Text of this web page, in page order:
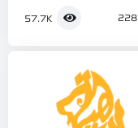
228
57.7K